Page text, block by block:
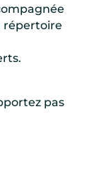
répertoire
pas